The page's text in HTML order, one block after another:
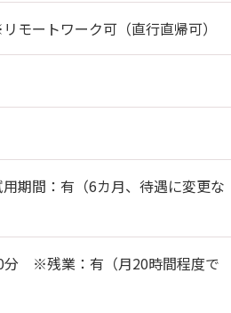
ートワーク可（直行直帰可）
間：有（6カ月、待遇に変更な
※残業：有（月20時間程度で